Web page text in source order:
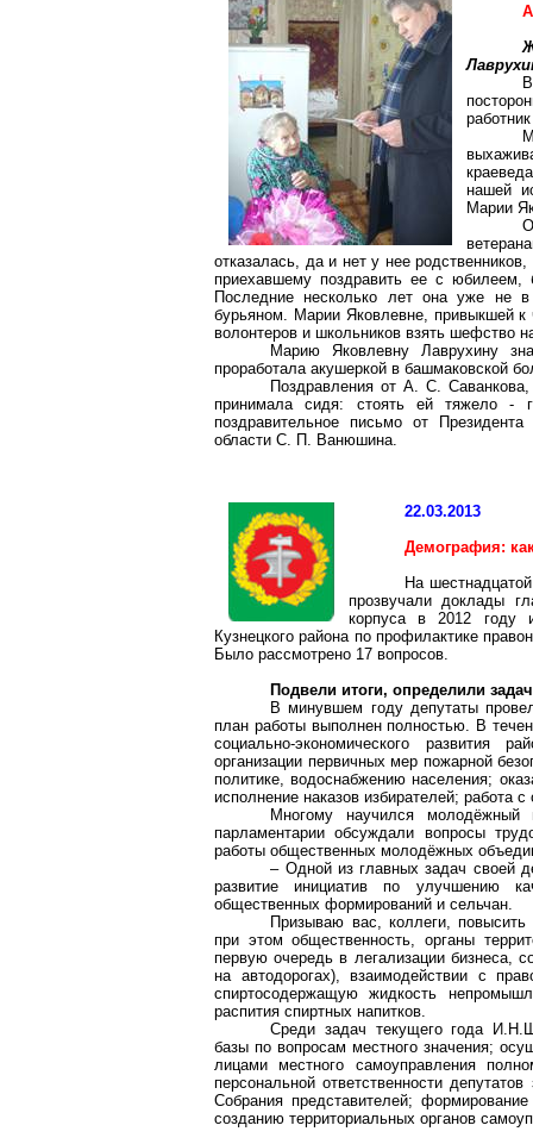
нашей
Марии
отказалась, да и нет у нее
приехавшему поздравить ее с юбилеем,
Последние несколько лет она уже не
бурьяном. Марии Яковлевне, привыкшей к
волонтеров и школьников взять шефство
Марию Яковлевну Лаврухину
проработала акушеркой в башмаковской
Поздравления от А. С.
принимала сидя: стоять ей тяжело -
поздравительное письмо от
области С. П. Ванюшина.
22.03.2013
Демография:
На
прозвучали доклады
корпуса в 2012 году
Кузнецкого района по профилактике
Было рассмотрено 17 вопросов.
Подвели итоги, определили
В минувшем году депутаты
план работы выполнен полностью. В
социально-экономического развития
организации первичных мер пожарной
политике, водоснабжению населения;
исполнение наказов избирателей; работа
Многому научился молодёжный
парламентарии обсуждали вопросы
работы общественных молодёжных
– Одной из главных задач своей
развитие инициатив по улучшению
общественных формирований и сельчан.
Призываю вас, коллеги, повысить
при этом общественность, органы
первую очередь в легализации бизнеса,
на автодорогах), взаимодействии с
спиртосодержащую жидкость
распития спиртных напитков.
Среди задач текущего года
базы по вопросам местного значения;
лицами местного самоуправления
персональной ответственности
Собрания представителей;
созданию территориальных органов